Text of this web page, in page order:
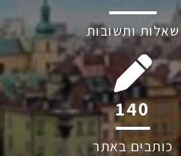
שאלות ותשובות
200
כותבים באתר